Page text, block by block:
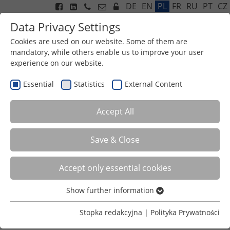
DE EN PL FR RU PT CZ
PRZEMYSŁOWA WYMIANA MAS
Innowacja High-End
Dostosowany do procesu design produktu
Wysokie bezpieczeństwo procesowe
Data Privacy Settings
Cookies are used on our website. Some of them are
mandatory, while others enable us to improve your user
experience on our website.
Essential Statistics External Content
Accept All
Save & Close
Accept only essential cookies
Essential cookies are required for basic functions of the
Show further information
Stopka redakcyjna | Polityka Prywatności